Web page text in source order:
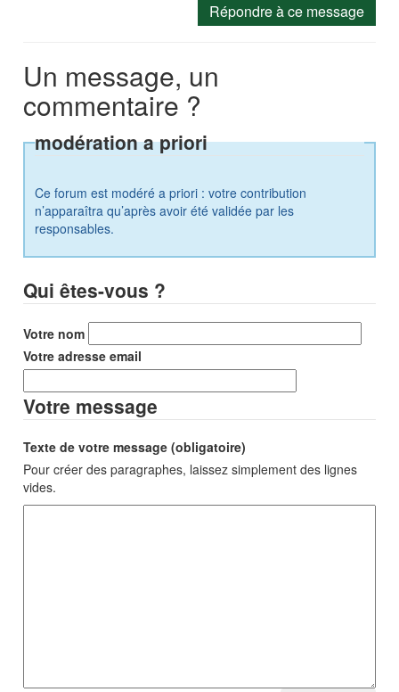
Répondre à ce message
Un message, un
commentaire ?
modération a priori
Ce forum est modéré a priori : votre contribution
n’apparaîtra qu’après avoir été validée par les
responsables.
Qui êtes-vous ?
Votre nom
Votre adresse email
Votre message
Texte de votre message (obligatoire)
Pour créer des paragraphes, laissez simplement des lignes
vides.